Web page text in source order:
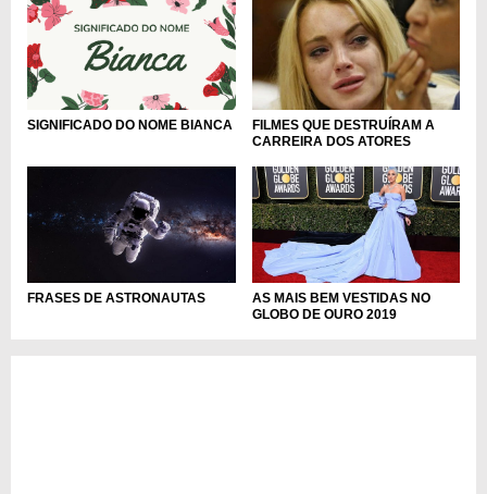
SIGNIFICADO DO NOME BIANCA
FILMES QUE DESTRUÍRAM A
CARREIRA DOS ATORES
FRASES DE ASTRONAUTAS
AS MAIS BEM VESTIDAS NO
GLOBO DE OURO 2019